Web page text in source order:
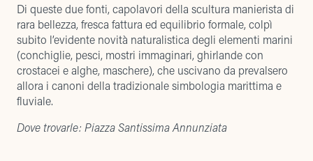
Di queste due fonti, capolavori della scultura manierista di
rara bellezza, fresca fattura ed equilibrio formale, colpì
subito l’evidente novità naturalistica degli elementi marini
(conchiglie, pesci, mostri immaginari, ghirlande con
crostacei e alghe, maschere), che uscivano da prevalsero
allora i canoni della tradizionale simbologia marittima e
fluviale.
Dove trovarle: Piazza Santissima Annunziata